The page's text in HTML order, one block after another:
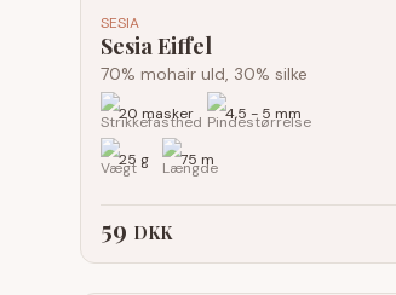
SESIA
Sesia Eiffel
70% mohair uld, 30% silke
20 masker 4,5 - 5 mm
25 g 75 m
59 DKK